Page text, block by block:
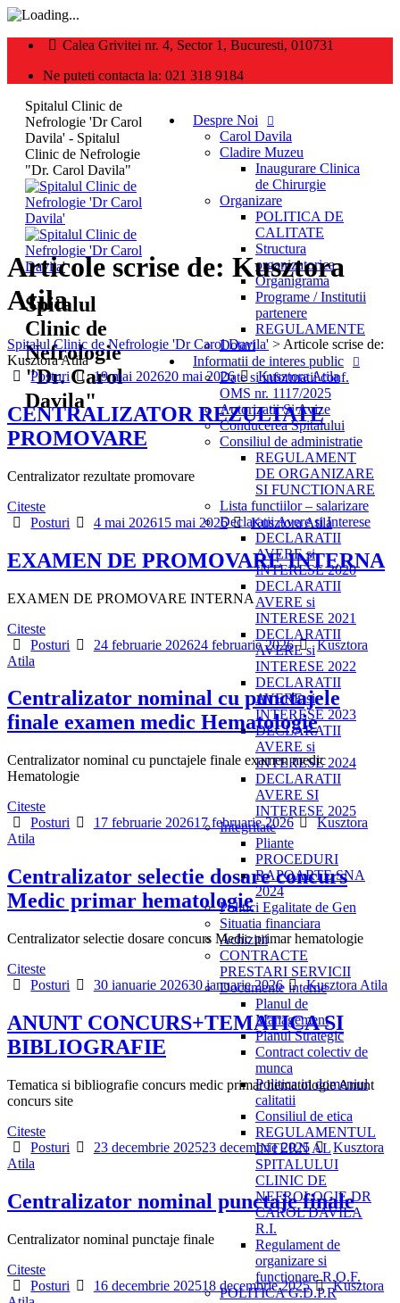
Calea Grivitei nr. 4, Sector 1, Bucuresti, 010731
Ne puteti contacta la: 021 318 9184
Spitalul Clinic de
Nefrologie 'Dr Carol
Davila' - Spitalul
Clinic de Nefrologie
"Dr. Carol Davila"
Spitalul
Clinic de
Nefrologie
"Dr. Carol
Davila"
Despre Noi
Carol Davila
Cladire Muzeu
Inaugurare Clinica
de Chirurgie
Organizare
POLITICA DE
CALITATE
Structura
organizatorica
Organigrama
Programe / Institutii
partenere
REGULAMENTE
Dotari
Informatii de interes public
Date si informatii conf.
OMS nr. 1117/2025
Autorizatii Si Avize
Conducerea Spitalului
Consiliul de administratie
REGULAMENT
DE ORGANIZARE
SI FUNCTIONARE
Lista functiilor – salarizare
Declaratii Avere si Interese
DECLARATII
AVERE si
INTERESE 2020
DECLARATII
AVERE si
INTERESE 2021
DECLARATII
AVERE si
INTERESE 2022
DECLARATII
AVERE si
INTERESE 2023
DECLARATII
AVERE si
INTERESE 2024
DECLARATII
AVERE SI
INTERESE 2025
Integritate
Pliante
PROCEDURI
RAPOARTE SNA
2024
Politici Egalitate de Gen
Situatia financiara
Achizitii
CONTRACTE
PRESTARI SERVICII
Documente interne
Planul de
Management
Planul Strategic
Contract colectiv de
munca
Politica in domeniul
calitatii
Consiliul de etica
REGULAMENTUL
INTERN AL
SPITALULUI
CLINIC DE
NEFROLOGIE DR
CAROL DAVILA
R.I.
Regulament de
organizare si
functionare R.O.F.
POLITICA G.D.P.R
Articole scrise de: Kusztora
Atila
Spitalul Clinic de Nefrologie 'Dr Carol Davila' > Articole scrise de:
Kusztora Atila
Categories
Posturi
Posted
on
19 mai 202620 mai 2026 Author
Kusztora Atila
CENTRALIZATOR REZULTATE
PROMOVARE
Centralizator rezultate promovare
Citeste
Categories
Posturi
Posted
4 mai 202615 mai 2026 Author
Kusztora Atila
EXAMEN DE PROMOVARE INTERNA
EXAMEN DE PROMOVARE INTERNA
Citeste
Categories
Posturi
Posted
24 februarie 202624 februarie 2026 Author
Kusztora
Atila
Centralizator nominal cu punctajele
finale examen medic Hematologie
Centralizator nominal cu punctajele finale examen medic
Hematologie
Citeste
Categories
Posturi
Posted
17 februarie 202617 februarie 2026 Author
Kusztora
Atila
Centralizator selectie dosare concurs
Medic primar hematologie
Centralizator selectie dosare concurs Medic primar hematologie
Citeste
Categories
Posturi
Posted
30 ianuarie 202630 ianuarie 2026 Author
Kusztora Atila
ANUNT CONCURS+TEMATICA SI
BIBLIOGRAFIE
Tematica si bibliografie concurs medic primar hematologie Anunt
concurs site
Citeste
Categories
Posturi
Posted
23 decembrie 202523 decembrie 2025 Author
Kusztora
Atila
Centralizator nominal punctaje finale
Centralizator nominal punctaje finale
Citeste
Categories
Posturi
Posted
16 decembrie 202518 decembrie 2025 Author
Kusztora